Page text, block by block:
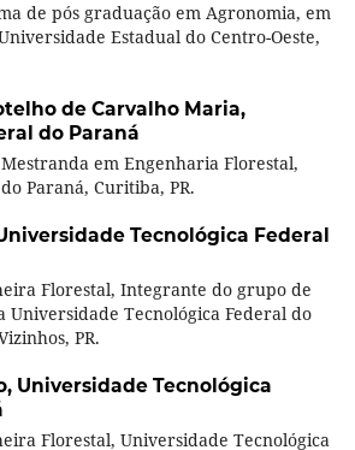
de pós graduação em Agronomia, em
Estadual do Centro-Oeste,
de Carvalho Maria,
do Paraná
em Engenharia Florestal,
Paraná, Curitiba, PR.
Tecnológica Federal
Florestal, Integrante do grupo de
Tecnológica Federal do
PR.
Universidade Tecnológica
Florestal, Universidade Tecnológica